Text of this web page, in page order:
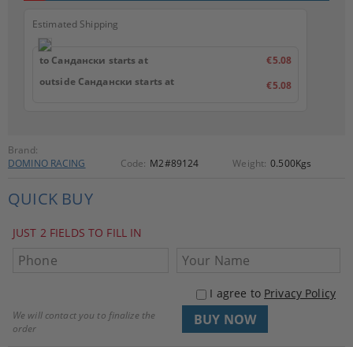
Brand:
DOMINO RACING
Code: M2#89124 Weight: 0.500Kgs
QUICK BUY
JUST 2 FIELDS TO FILL IN
I agree to Privacy Policy
We will contact you to finalize the
order
Estimated Shipping
to Сандански starts at
€5.08
outside Сандански starts at
€5.08